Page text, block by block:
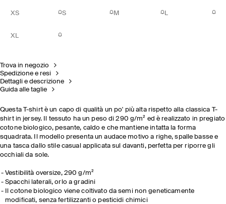
XS S M L
XL
Trova in negozio
Spedizione e resi
Dettagli e descrizione
Guida alle taglie
Questa T-shirt è un capo di qualità un po' più alta rispetto alla classica T-
shirt in jersey. Il tessuto ha un peso di 290 g/m² ed è realizzato in pregiato
cotone biologico, pesante, caldo e che mantiene intatta la forma
squadrata. Il modello presenta un audace motivo a righe, spalle basse e
una tasca dallo stile casual applicata sul davanti, perfetta per riporre gli
occhiali da sole.
Vestibilità oversize, 290 g/m²
Spacchi laterali, orlo a gradini
Il cotone biol ogico viene coltivato da semi non geneticamente
modificati, senzafertilizzanti o pesticidi chimici